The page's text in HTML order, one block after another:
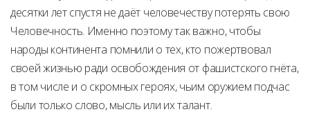
десятки лет спустя не даёт человечеству потерять свою
Человечность. Именно поэтому так важно, чтобы
народы континента помнили о тех, кто пожертвовал
своей жизнью ради освобождения от фашистского гнёта,
в том числе и о скромных героях, чьим оружием подчас
были только слово, мысль или их талант.